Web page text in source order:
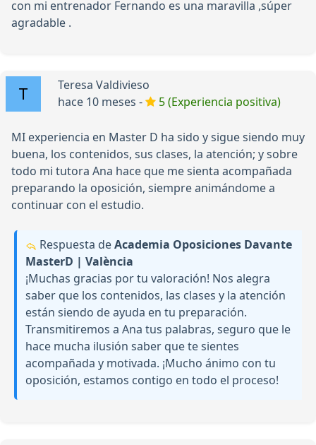
con mi entrenador Fernando es una maravilla ,súper
agradable .
Teresa Valdivieso
hace 10 meses -
5 (Experiencia positiva)
MI experiencia en Master D ha sido y sigue siendo muy
buena, los contenidos, sus clases, la atención; y sobre
todo mi tutora Ana hace que me sienta acompañada
preparando la oposición, siempre animándome a
continuar con el estudio.
Respuesta deAcademia Oposiciones Davante
MasterD | València
¡Muchas gracias por tu valoración! Nos alegra
saber que los contenidos, las clases y la atención
están siendo de ayuda en tu preparación.
Transmitiremos a Ana tus palabras, seguro que le
hace mucha ilusión saber que te sientes
acompañada y motivada. ¡Mucho ánimo con tu
oposición, estamos contigo en todo el proceso!